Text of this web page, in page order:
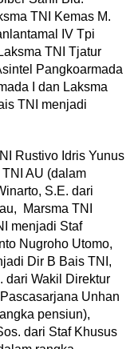
TNI Kemas M.
IV Tpi
TNI Tjatur
Pangkoarmada
I dan Laksma
TNI menjadi
Rustivo Idris Yunus
AU (dalam
S.E. dari
Marsma TNI
menjadi Staf
Nugroho Utomo,
Dir B Bais TNI,
dari Wakil Direktur
Unhan
pensiun),
dari Staf Khusus